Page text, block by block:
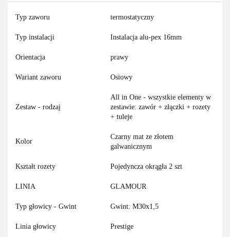
Typ zaworu termostatyczny
Typ instalacji Instalacja alu-pex 16mm
Orientacja prawy
Wariant zaworu Osiowy
Zestaw - rodzaj
All in One - wszystkie elementy w
zestawie: zawór + złączki + rozety
+ tuleje
Kolor
Czarny mat ze złotem
galwanicznym
Kształt rozety Pojedyncza okrągła 2 szt
LINIA GLAMOUR
Typ głowicy - Gwint Gwint: M30x1,5
Linia głowicy Prestige